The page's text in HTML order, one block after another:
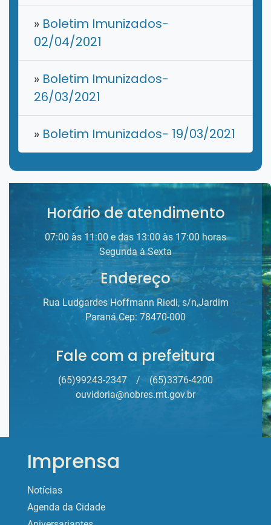
» Boletim Imunizados-
02/04/2021
» Boletim Imunizados-
26/03/2021
» Boletim Imunizados- 19/03/2021
Horário de atendimento
07:00 às 11:00 e das 13:00 às 17:00 horas
Segunda à Sexta
Endereço
Rua Ludgardes Hoffmann Riedi, s/n,Jardim
Paraná Cep: 78470-000
Fale com a prefeitura
(65)99243-2347 /
(65)3376-4200
ouvidoria@nobres.mt.gov.br
Imprensa
Notícias
Agenda da Cidade